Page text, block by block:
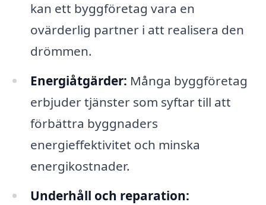
kan ett byggföretag vara en
ovärderlig partner i att realisera den
drömmen.
Energiåtgärder: Många byggföretag
erbjuder tjänster som syftar till att
förbättra byggnaders
energieffektivitet och minska
energikostnader.
Underhåll och reparation: